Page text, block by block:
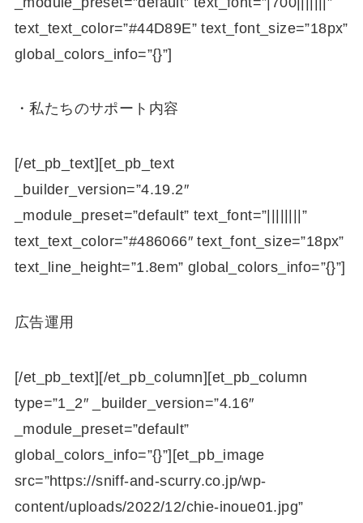
text_text_color=”#44D89E” text_font_size=”18px”
global_colors_info=”{}”]
・私たちのサポート内容
[/et_pb_text][et_pb_text
_builder_version=”4.19.2″
_module_preset=”default” text_font=”||||||||”
text_text_color=”#486066″ text_font_size=”18px”
text_line_height=”1.8em” global_colors_info=”{}”]
広告運用
[/et_pb_text][/et_pb_column][et_pb_column
type=”1_2″ _builder_version=”4.16″
_module_preset=”default”
global_colors_info=”{}”][et_pb_image
src=”https://sniff-and-scurry.co.jp/wp-
content/uploads/2022/12/chie-inoue01.jpg”